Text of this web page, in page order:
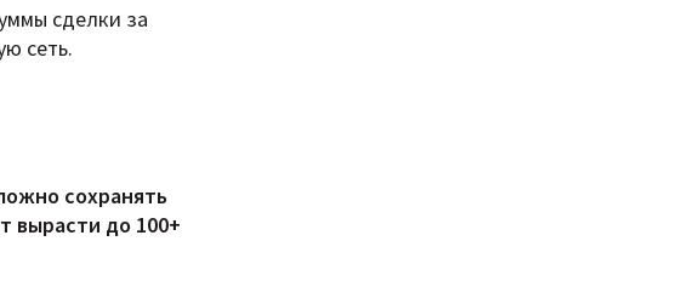
сделки за
сеть.
сохранять
вырасти до 100+